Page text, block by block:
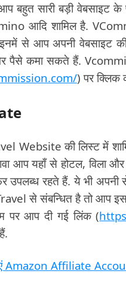
बहुत सारी बड़ी वेबसाइट
आदि शामिल है.
से आप अपनी वेबसाइट
पैसे कमा सकते हैं.
) पर
Website की लिस्ट में
आप यहाँ से होटल, विला
उपलब्ध रहते हैं. ये भी अपनी
से संबन्धित है तो आप
पर आप दी गई लिंक (
Amazon Affiliate